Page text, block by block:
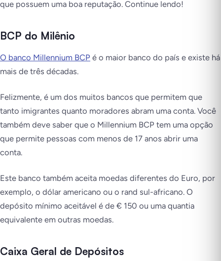
que possuem uma boa reputação. Continue lendo!
BCP do Milênio
O banco Millennium BCP é o maior banco do país e existe há
mais de três décadas.
Felizmente, é um dos muitos bancos que permitem que
tanto imigrantes quanto moradores abram uma conta. Você
também deve saber que o Millennium BCP tem uma opção
que permite pessoas com menos de 17 anos abrir uma
conta.
Este banco também aceita moedas diferentes do Euro, por
exemplo, o dólar americano ou o rand sul-africano. O
depósito mínimo aceitável é de € 150 ou uma quantia
equivalente em outras moedas.
Caixa Geral de Depósitos